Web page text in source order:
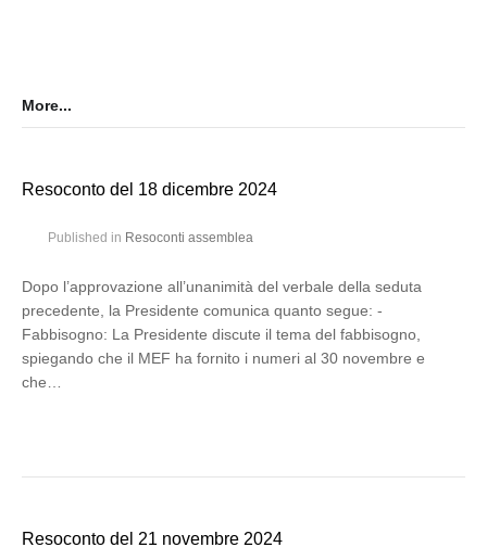
More...
Resoconto del 18 dicembre 2024
Published in Resoconti assemblea
Dopo l’approvazione all’unanimità del verbale della seduta
precedente, la Presidente comunica quanto segue: -
Fabbisogno: La Presidente discute il tema del fabbisogno,
spiegando che il MEF ha fornito i numeri al 30 novembre e
che…
Resoconto del 21 novembre 2024